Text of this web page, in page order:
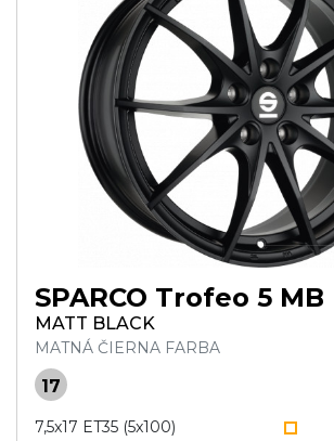
SPARCO Trofeo 5 MB
MATT BLACK
MATNÁ ČIERNA FARBA
17
7,5x17 ET35 (5x100)